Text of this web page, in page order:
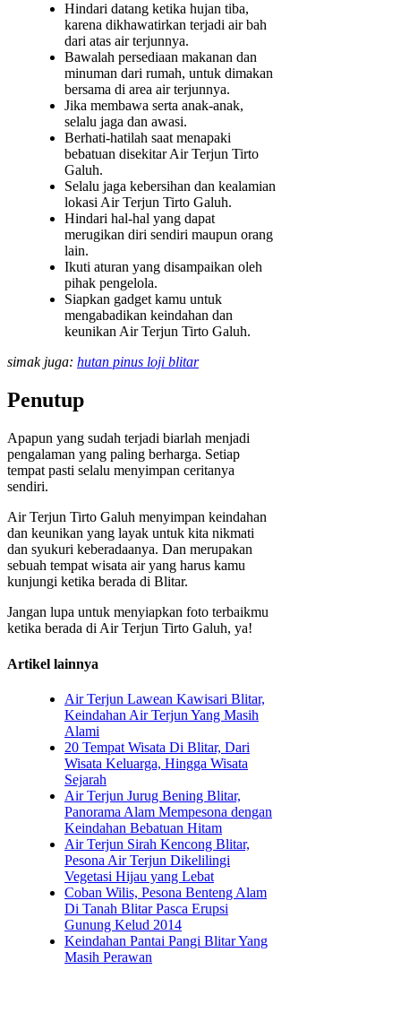
Hindari datang ketika hujan tiba,
karena dikhawatirkan terjadi air bah
dari atas air terjunnya.
Bawalah persediaan makanan dan
minuman dari rumah, untuk dimakan
bersama di area air terjunnya.
Jika membawa serta anak-anak,
selalu jaga dan awasi.
Berhati-hatilah saat menapaki
bebatuan disekitar Air Terjun Tirto
Galuh.
Selalu jaga kebersihan dan kealamian
lokasi Air Terjun Tirto Galuh.
Hindari hal-hal yang dapat
merugikan diri sendiri maupun orang
lain.
Ikuti aturan yang disampaikan oleh
pihak pengelola.
Siapkan gadget kamu untuk
mengabadikan keindahan dan
keunikan Air Terjun Tirto Galuh.
simak juga: hutan pinus loji blitar
Penutup
Apapun yang sudah terjadi biarlah menjadi
pengalaman yang paling berharga. Setiap
tempat pasti selalu menyimpan ceritanya
sendiri.
Air Terjun Tirto Galuh menyimpan keindahan
dan keunikan yang layak untuk kita nikmati
dan syukuri keberadaanya. Dan merupakan
sebuah tempat wisata air yang harus kamu
kunjungi ketika berada di Blitar.
Jangan lupa untuk menyiapkan foto terbaikmu
ketika berada di Air Terjun Tirto Galuh, ya!
Artikel lainnya
Air Terjun Lawean Kawisari Blitar,
Keindahan Air Terjun Yang Masih
Alami
20 Tempat Wisata Di Blitar, Dari
Wisata Keluarga, Hingga Wisata
Sejarah
Air Terjun Jurug Bening Blitar,
Panorama Alam Mempesona dengan
Keindahan Bebatuan Hitam
Air Terjun Sirah Kencong Blitar,
Pesona Air Terjun Dikelilingi
Vegetasi Hijau yang Lebat
Coban Wilis, Pesona Benteng Alam
Di Tanah Blitar Pasca Erupsi
Gunung Kelud 2014
Keindahan Pantai Pangi Blitar Yang
Masih Perawan